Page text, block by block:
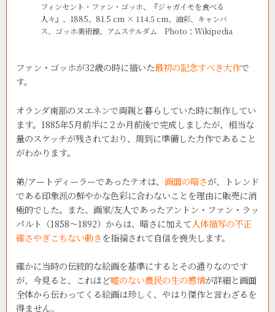
フィンセント・ファン・ゴッホ、『ジャガイモを食べる
人々』、1885、81.5 cm × 114.5 cm、油彩、キャンバ
ス、ゴッホ美術館、アムステルダム Photo：Wikipedia
ファン・ゴッホが32歳の時に描いた最初の記念すべき大作で
す。
オランダ南部のヌエネンで両親と暮らしていた時に制作してい
ます。1885年5月前半に２か月前後で完成しましたが、相当な
量のスケッチが残されており、周到に準備した力作であること
がわかります。
弟/アートディーラーであったテオは、 画面の暗さが、トレンド
である印象派の鮮やかな色彩に合わないことを理由に販売に消
極的でした。また、画家/友人であったアントン・ファン・ラッ
パルト（1858～1892）からは、暗さに加えて人体描写の不正
確さやぎこちない動きを指摘されて自信を喪失します。
確かに当時の伝統的な絵画を基準にするとその通りなのです
が、今見ると、これほど嘘のない農民の生の感情が詳細と画面
全体から伝わってくる絵画は珍しく、やはり傑作と言わざるを
得ません。